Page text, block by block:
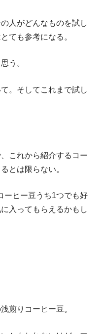
人がどんなものを試し
ても参考になる。
う。
。そしてこれまで試し
これから紹介するコー
とは限らない。
ーヒー豆うち1つでも好
入ってもらえるかもし
煎りコーヒー豆。